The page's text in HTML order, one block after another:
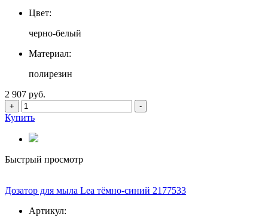
Цвет:
черно-белый
Материал:
полирезин
2 907 руб.
+ -
Купить
Быстрый просмотр
Дозатор для мыла Lea тёмно-синий 2177533
Артикул: